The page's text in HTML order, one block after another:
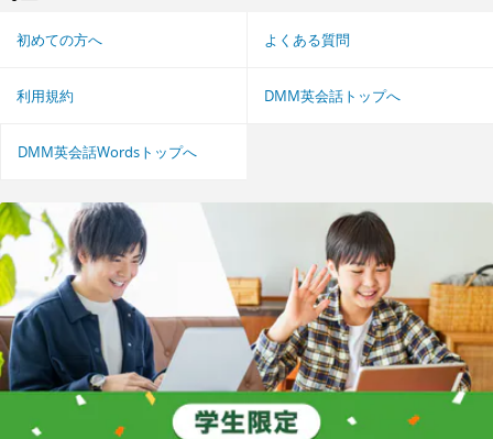
初めての方へ よくある質問
利用規約 DMM英会話トップへ
DMM英会話Wordsトップへ